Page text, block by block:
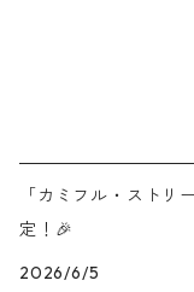
「カミフル・ストリ
定！🎉
2026/6/5